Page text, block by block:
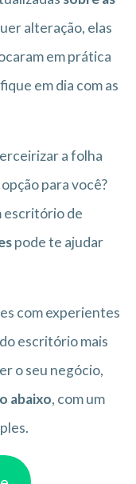
alteração, elas
em prática
em dia com as
a folha
para você?
escritório de
pode te ajudar
com experientes
escritório mais
o seu negócio,
abaixo, com um